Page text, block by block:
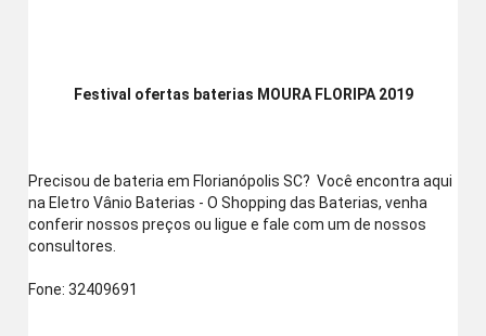
Festival ofertas baterias MOURA FLORIPA 2019
Precisou de bateria em Florianópolis SC?  Você encontra aqui
na Eletro Vânio Baterias - O Shopping das Baterias, venha
conferir nossos preços ou ligue e fale com um de nossos
consultores.
Fone: 32409691